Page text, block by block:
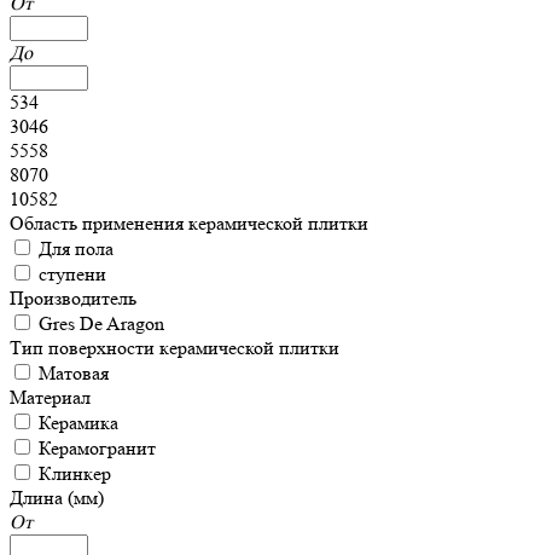
До
534
3046
5558
8070
10582
Область применения керамической плитки
Для пола
ступени
Производитель
Gres De Aragon
Тип поверхности керамической плитки
Матовая
Материал
Керамика
Керамогранит
Клинкер
Длина (мм)
От